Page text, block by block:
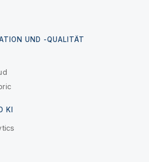
UND -QUALITÄT
KI